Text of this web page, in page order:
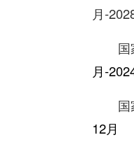
月-
月-
12月